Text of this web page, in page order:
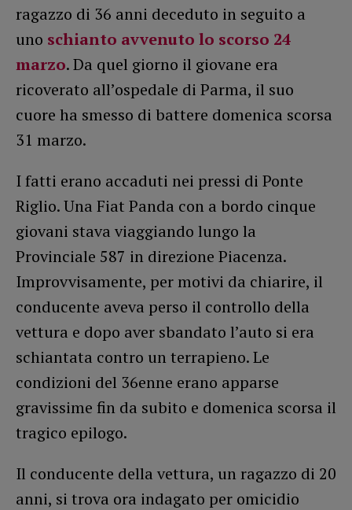
ragazzo di 36 anni deceduto in seguito a
uno schianto avvenuto lo scorso 24
marzo. Da quel giorno il giovane era
ricoverato all’ospedale di Parma, il suo
cuore ha smesso di battere domenica scorsa
31 marzo.
I fatti erano accaduti nei pressi di Ponte
Riglio. Una Fiat Panda con a bordo cinque
giovani stava viaggiando lungo la
Provinciale 587 in direzione Piacenza.
Improvvisamente, per motivi da chiarire, il
conducente aveva perso il controllo della
vettura e dopo aver sbandato l’auto si era
schiantata contro un terrapieno. Le
condizioni del 36enne erano apparse
gravissime fin da subito e domenica scorsa il
tragico epilogo.
Il conducente della vettura, un ragazzo di 20
anni, si trova ora indagato per omicidio